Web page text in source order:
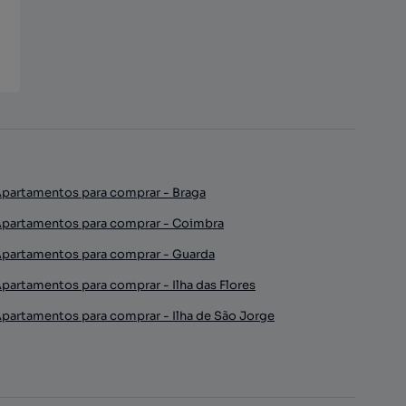
para comprar - Braga
para comprar - Coimbra
para comprar - Guarda
para comprar - Ilha das Flores
para comprar - Ilha de São Jorge